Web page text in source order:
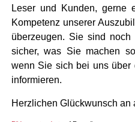
Leser und Kunden, gerne
Kompetenz unserer
überzeugen. Sie sind
sicher, was Sie machen
wenn Sie sich bei uns über
informieren.
Herzlichen Glückwunsch an